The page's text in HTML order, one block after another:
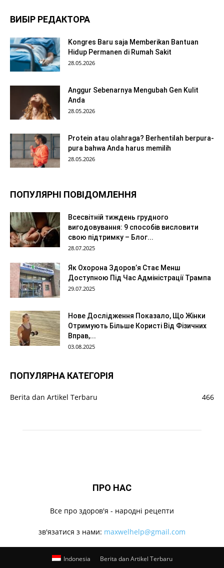
ВИБІР РЕДАКТОРА
Kongres Baru saja Memberikan Bantuan
Hidup Permanen di Rumah Sakit
28.05.2026
Anggur Sebenarnya Mengubah Gen Kulit
Anda
28.05.2026
Protein atau olahraga? Berhentilah berpura-
pura bahwa Anda harus memilih
28.05.2026
ПОПУЛЯРНІ ПОВІДОМЛЕННЯ
Всесвітній тиждень грудного
вигодовування: 9 способів висловити
свою підтримку – Блог...
28.07.2025
Як Охорона Здоров’я Стає Менш
Доступною Під Час Адміністрації Трампа
29.07.2025
Нове Дослідження Показало, Що Жінки
Отримують Більше Користі Від Фізичних
Вправ,...
03.08.2025
ПОПУЛЯРНА КАТЕГОРІЯ
Berita dan Artikel Terbaru 466
ПРО НАС
Все про здоров'я - народні рецепти
зв'язатися з нами: maxwelhelp@gmail.com
Indonesia Berita dan Artikel Terbaru